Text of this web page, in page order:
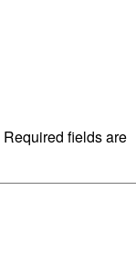
Required fields are